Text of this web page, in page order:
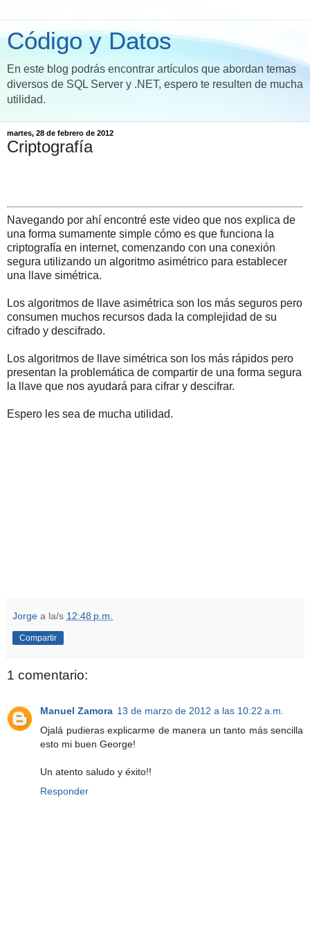
Código y Datos
En este blog podrás encontrar artículos que abordan temas
diversos de SQL Server y .NET, espero te resulten de mucha
utilidad.
martes, 28 de febrero de 2012
Criptografía
Navegando por ahí encontré este video que nos explica de
una forma sumamente simple cómo es que funciona la
criptografía en internet, comenzando con una conexión
segura utilizando un algoritmo asimétrico para establecer
una llave simétrica.
Los algoritmos de llave asimétrica son los más seguros pero
consumen muchos recursos dada la complejidad de su
cifrado y descifrado.
Los algoritmos de llave simétrica son los más rápidos pero
presentan la problemática de compartir de una forma segura
la llave que nos ayudará para cifrar y descifrar.
Espero les sea de mucha utilidad.
Jorge a la/s 12:48 p.m.
Compartir
1 comentario:
Manuel Zamora 13 de marzo de 2012 a las 10:22 a.m.
Ojalá pudieras explicarme de manera un tanto más sencilla
esto mi buen George!
Un atento saludo y éxito!!
Responder